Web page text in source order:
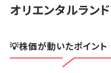
オリエンタルランド
💡株価が動いたポイント